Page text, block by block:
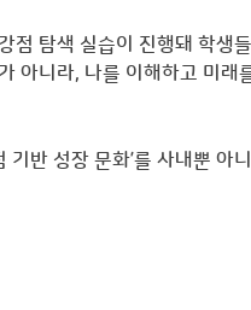
탐색 실습이 진행돼 학생
아니라, 나를 이해하고 미래
반 성장 문화’를 사내뿐 아